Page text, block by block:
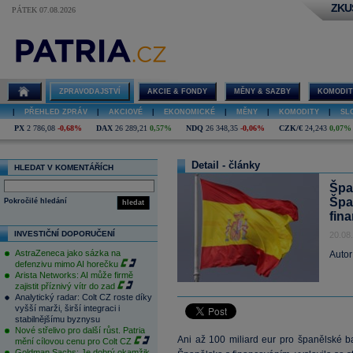
PÁTEK 07.08.2026
ZPRAVODAJSTVÍ AKCIE & FONDY MĚNY & SAZBY
PŘEHLED ZPRÁV AKCIOVÉ EKONOMICKÉ MĚNY KOMODITY
PX 2 786,08 -0,68% DAX 26 289,21 0,57% NDQ 26 348,35 -0,06% CZK/€ 24,243 0,07%
HLEDAT V KOMENTÁŘÍCH
hledat
Pokročilé hledání
INVESTIČNÍ DOPORUČENÍ
AstraZeneca jako sázka na
defenzivu mimo AI horečku
Arista Networks: AI může firmě
zajistit příznivý vítr do zad
Analytický radar: Colt CZ roste díky
vyšší marži, širší integraci i
stabilnějšímu byznysu
Nové střelivo pro další růst. Patria
mění cílovou cenu pro Colt CZ
Detail - články
Ani až 100 miliard eur pro španělské